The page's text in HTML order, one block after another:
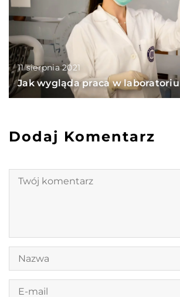
11 sierpnia 2021
Jak wygląda praca w
Dodaj Komentarz